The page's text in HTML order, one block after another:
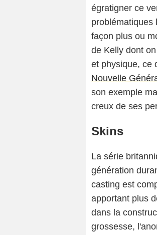
égratigner ce
problématiques
façon plus ou
de Kelly dont
et physique, ce
Nouvelle
son exemple
creux de ses
Skins
La série
génération
casting est
apportant plus
dans la
grossesse,